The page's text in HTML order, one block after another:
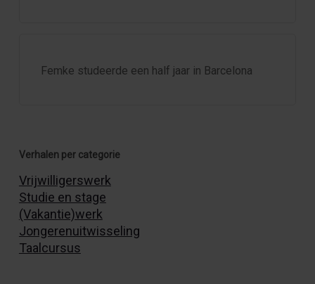
Femke studeerde een half jaar in Barcelona
Verhalen per categorie
Vrijwilligerswerk
Studie en stage
(Vakantie)werk
Jongerenuitwisseling
Taalcursus